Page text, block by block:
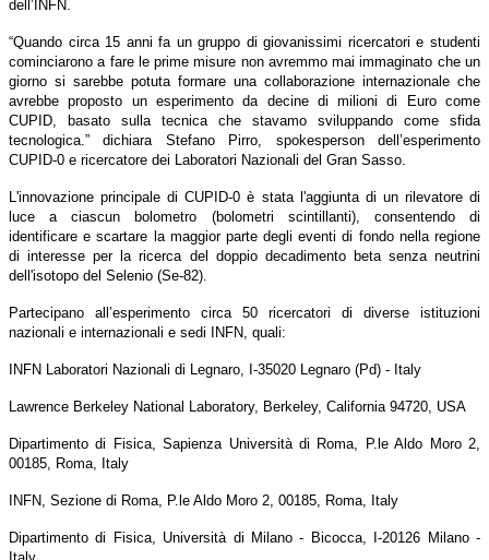
dell’INFN.
“Quando circa 15 anni fa un gruppo di giovanissimi ricercatori e studenti
cominciarono a fare le prime misure non avremmo mai immaginato che un
giorno si sarebbe potuta formare una collaborazione internazionale che
avrebbe proposto un esperimento da decine di milioni di Euro come
CUPID, basato sulla tecnica che stavamo sviluppando come sfida
tecnologica.” dichiara Stefano Pirro, spokesperson dell’esperimento
CUPID-0 e ricercatore dei Laboratori Nazionali del Gran Sasso.
L'innovazione principale di CUPID-0 è stata l'aggiunta di un rilevatore di
luce a ciascun bolometro (bolometri scintillanti), consentendo di
identificare e scartare la maggior parte degli eventi di fondo nella regione
di interesse per la ricerca del doppio decadimento beta senza neutrini
dell'isotopo del Selenio (Se-82).
Partecipano all’esperimento circa 50 ricercatori di diverse istituzioni
nazionali e internazionali e sedi INFN, quali:
INFN Laboratori Nazionali di Legnaro, I-35020 Legnaro (Pd) - Italy
Lawrence Berkeley National Laboratory, Berkeley, California 94720, USA
Dipartimento di Fisica, Sapienza Università di Roma, P.le Aldo Moro 2,
00185, Roma, Italy
INFN, Sezione di Roma, P.le Aldo Moro 2, 00185, Roma, Italy
Dipartimento di Fisica, Università di Milano - Bicocca, I-20126 Milano -